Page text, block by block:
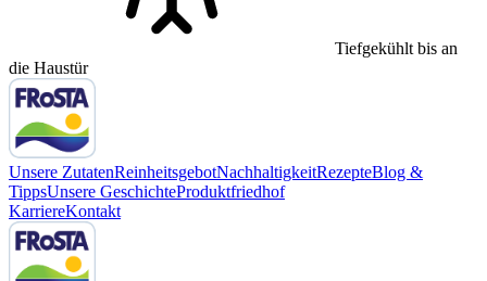
Tiefgekühlt bis an
die Haustür
Unsere ZutatenReinheitsgebotNachhaltigkeitRezepteBlog &
TippsUnsere GeschichteProduktfriedhof
KarriereKontakt